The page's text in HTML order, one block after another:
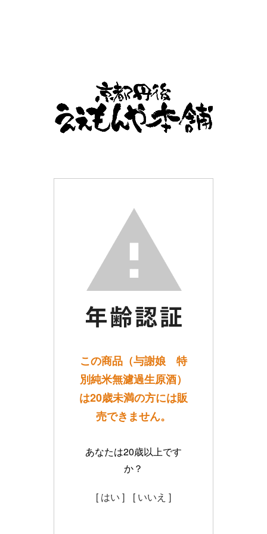
この商品（与謝娘 特
別純米無濾過生原酒）
は20歳未満の方には販
売できません。
あなたは20歳以上です
か？
[ はい ] [ いいえ ]